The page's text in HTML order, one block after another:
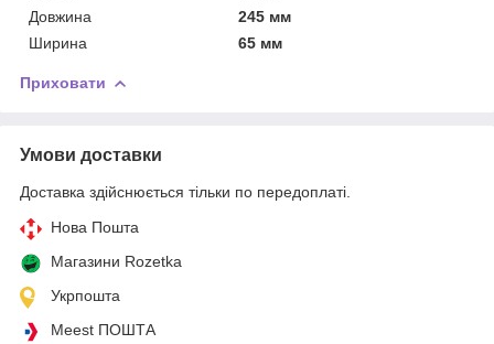
Довжина
245 мм
Ширина
65 мм
Приховати
Умови доставки
Доставка здійснюється тільки по передоплаті.
Нова Пошта
Магазини Rozetka
Укрпошта
Meest ПОШТА